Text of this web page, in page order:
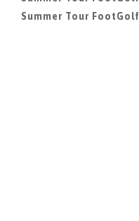
Summer Tour